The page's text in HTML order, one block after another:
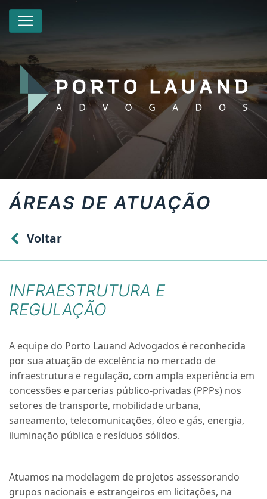
ÁREAS DE ATUAÇÃO
Voltar
INFRAESTRUTURA E
REGULAÇÃO
A equipe do Porto Lauand Advogados é reconhecida
por sua atuação de excelência no mercado de
infraestrutura e regulação, com ampla experiência em
concessões e parcerias público-privadas (PPPs) nos
setores de transporte, mobilidade urbana,
saneamento, telecomunicações, óleo e gás, energia,
iluminação pública e resíduos sólidos.
Atuamos na modelagem de projetos assessorando
grupos nacionais e estrangeiros em licitações, na